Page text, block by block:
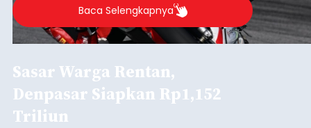
Baca Selengkapnya
Sasar Warga Rentan,
Denpasar Siapkan Rp1,152
Triliun